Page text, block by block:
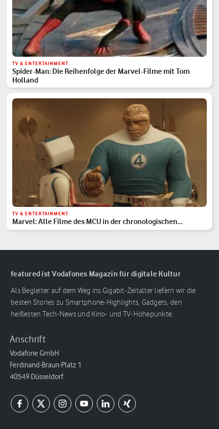
TV & ENTERTAINMENT
Spider-Man: Die Reihenfolge der Marvel-Filme mit Tom
Holland
TV & ENTERTAINMENT
Marvel: Alle Filme des MCU in der chronologischen
Reihenfolge
featured ist Vodafones Magazin für digitale Kultur
Als Begleiter auf dem Weg ins Gigabit-Zeitalter liefern wir die
besten Stories zu Smartphone-Highlights, Gadgets, den
heißesten Tech-News und Kino- und TV-Höhepunkte.
Anschrift
Vodafone GmbH
Ferdinand-Braun-Platz 1
40549 Düsseldorf